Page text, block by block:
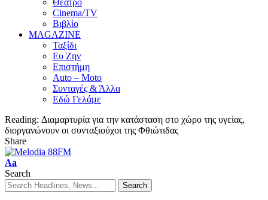
Cinema/TV
Βιβλίο
MAGAZINE
Ταξίδι
Ευ Ζην
Επιστήμη
Auto – Moto
Συνταγές & Άλλα
Εδώ Γελάμε
Reading: Διαμαρτυρία για την κατάσταση στο χώρο της υγείας,
διοργανώνουν οι συνταξιούχοι της Φθιώτιδας
Share
Aa
Search